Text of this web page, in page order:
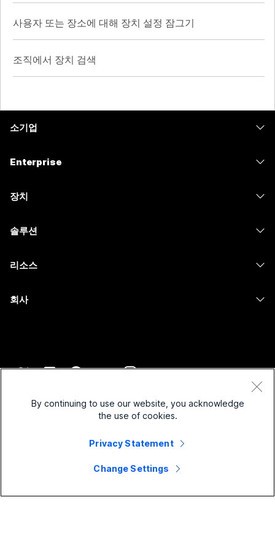
사용자 또는 장소에 대해 장치 설정 잠그기
조직에서 장치 검색
소기업
Enterprise
보안
장치
솔루션
스타트업
하이브리드 작업
리소스
포용성
회사
영업팀에 문의
Webex 사고적 리더십
Webex Merch 스토어
경력
개인 정보 보호 정책
By continuing to use our website, you acknowledge
the use of cookies.
Privacy Statement
Change Settings